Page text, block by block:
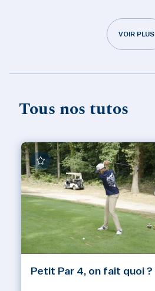
VOIR PLUS
Tous nos tutos
Petit Par 4, on fait quoi ?